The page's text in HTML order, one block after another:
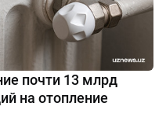
почти 13 млрд
на отопление